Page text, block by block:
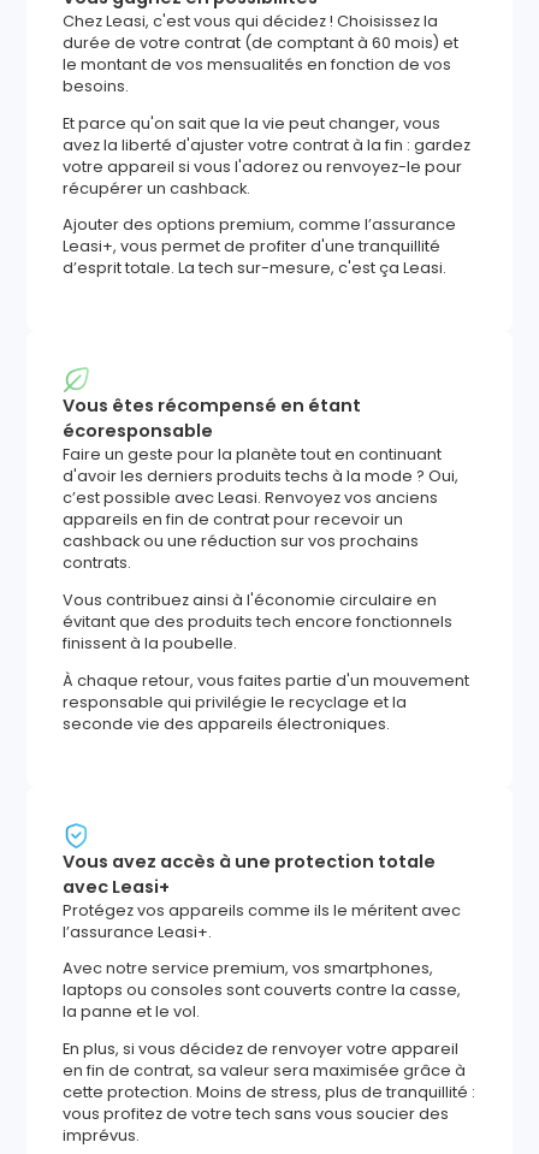
Chez Leasi, c'est vous qui décidez ! Choisissez la
durée de votre contrat (de comptant à 60 mois) et
le montant de vos mensualités en fonction de vos
besoins.
Et parce qu'on sait que la vie peut changer, vous
avez la liberté d'ajuster votre contrat à la fin : gardez
votre appareil si vous l'adorez ou renvoyez-le pour
récupérer un cashback.
Ajouter des options premium, comme l’assurance
Leasi+, vous permet de profiter d'une tranquillité
d’esprit totale. La tech sur-mesure, c'est ça Leasi.
Vous êtes récompensé en étant
écoresponsable
Faire un geste pour la planète tout en continuant
d'avoir les derniers produits techs à la mode ? Oui,
c’est possible avec Leasi. Renvoyez vos anciens
appareils en fin de contrat pour recevoir un
cashback ou une réduction sur vos prochains
contrats.
Vous contribuez ainsi à l'économie circulaire en
évitant que des produits tech encore fonctionnels
finissent à la poubelle.
À chaque retour, vous faites partie d'un mouvement
responsable qui privilégie le recyclage et la
seconde vie des appareils électroniques.
Vous avez accès à une protection totale
avec Leasi+
Protégez vos appareils comme ils le méritent avec
l’assurance Leasi+.
Avec notre service premium, vos smartphones,
laptops ou consoles sont couverts contre la casse,
la panne et le vol.
En plus, si vous décidez de renvoyer votre appareil
en fin de contrat, sa valeur sera maximisée grâce à
cette protection. Moins de stress, plus de tranquillité :
vous profitez de votre tech sans vous soucier des
imprévus.